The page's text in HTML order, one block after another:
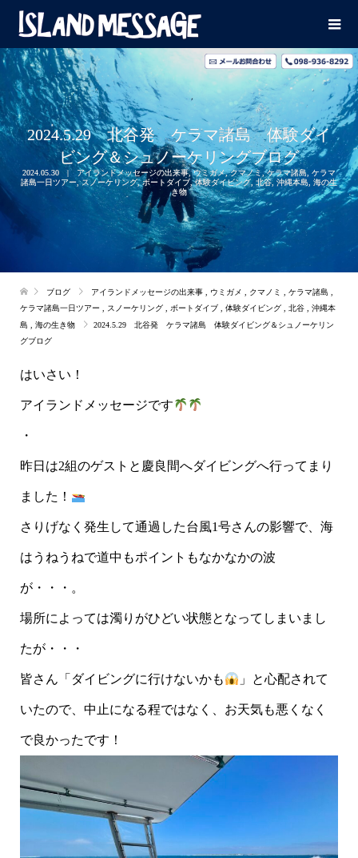
2024.5.29 北谷発 ケラマ諸島 体験ダイ
ビング＆シュノーケリングブログ
2024.05.30 アイランドメッセージの出来事,ウミガメ,クマノミ ,ケラマ諸島
ケラマ
諸島一日ツアー,スノーケリング,ボートダイブ,体験ダイビング 北谷, 沖縄本島
海の生
き物
ブログ アイランドメッセージの出来事 ウミガメ クマノミ ケラマ諸島
ケラマ諸島一日ツアー
スノーケリング ボートダイブ 体験ダイビング 北谷
沖縄本
島
海の生き物
2024.5.29 北谷発 ケラマ諸島 体験ダイビング＆シュノーケリン
グブログ
はいさい！
アイランドメッセージです
・
昨日は2組のゲストと慶良間へダイビングへ行ってまり
ました！
さりげなく発生して通過した台風1号さんの影響で、海
はうねうねで道中もポイントもなかなかの波
が・・・。
場所によっては濁りがひどい状態となってしまいまし
たが・・・
皆さん「ダイビングに行けないかも 」と心配されて
いたので、中止になる程ではなく、お天気も悪くなく
で良かったです！